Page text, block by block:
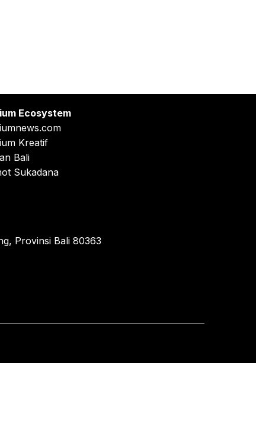
Ecosystem
Kreatif
Bali
Sukadana
Provinsi Bali 80363